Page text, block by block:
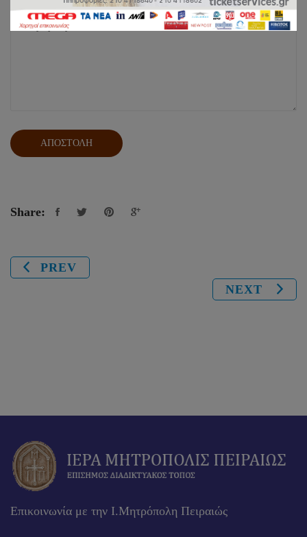
Share:
PREV
NEXT
Επικοινωνία με την Ι.Μητρόπολη Πειραιώς